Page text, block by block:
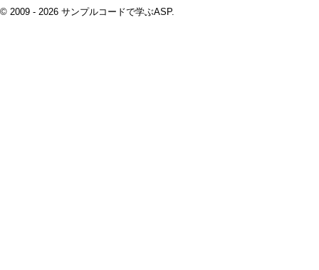
© 2009 - 2026 サンプルコードで学ぶASP.